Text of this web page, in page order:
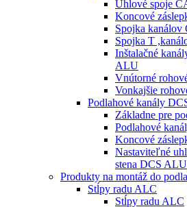
Uhlové spoje
Koncové
Spojka
Spojka T
Inštalačné
ALU
Vnútorné
Vonkajšie
Podlahové kanály
Základne pre
Podlahové
Koncové
Nastaviteľné
stena DCS ALU
Produkty na montáž do
Stĺpy radu ALC
Stĺpy radu ALC